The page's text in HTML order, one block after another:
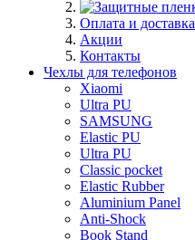
Оплата и доставка
Акции
Контакты
Чехлы для телефонов
Xiaomi
Ultra PU
SAMSUNG
Elastic PU
Ultra PU
Classic pocket
Elastic Rubber
Aluminium Panel
Anti-Shock
Book Stand